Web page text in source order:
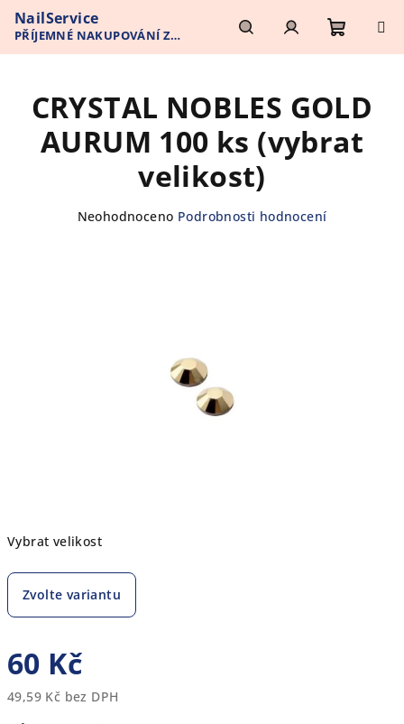
obsah
NailService
PŘÍJEMNÉ NAKUPOVÁNÍ Z
POHODLÍ VAŠEHO DOMOVA
HledatPřihlášení
košík
Vybrat velikost
Zvolte variantu
60 Kč
49,59 Kč bez DPH
CRYSTAL NOBLES GOLD
AURUM 100 ks (vybrat
velikost)
Průměrné
Neohodnoceno Podrobnosti hodnocení